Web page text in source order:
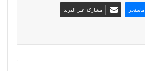
ماسنجر مشاركة عبر البريد